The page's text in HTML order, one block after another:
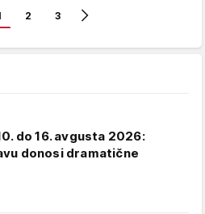
2 3
do 16. avgusta 2026:
donosi dramatične